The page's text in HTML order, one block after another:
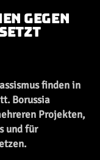
GEGEN
finden in
Borussia
Projekten,
und für